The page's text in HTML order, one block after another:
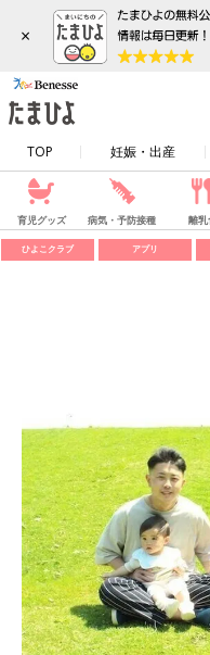
×
TOP 妊娠・出産
育児グッズ 病気・予防接種 離乳
ひよこクラブ アプリ